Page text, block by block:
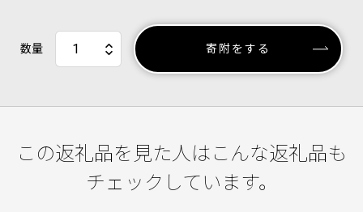
数量 寄附をする
この返礼品を見た人はこんな返礼品も
チェックしています。